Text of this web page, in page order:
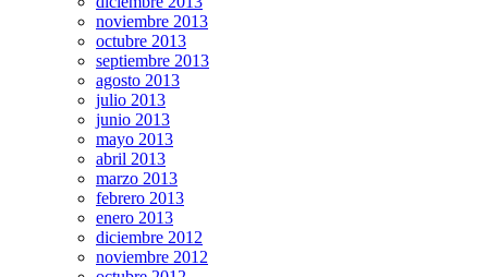
noviembre 2013
octubre 2013
septiembre 2013
agosto 2013
julio 2013
junio 2013
mayo 2013
abril 2013
marzo 2013
febrero 2013
enero 2013
diciembre 2012
noviembre 2012